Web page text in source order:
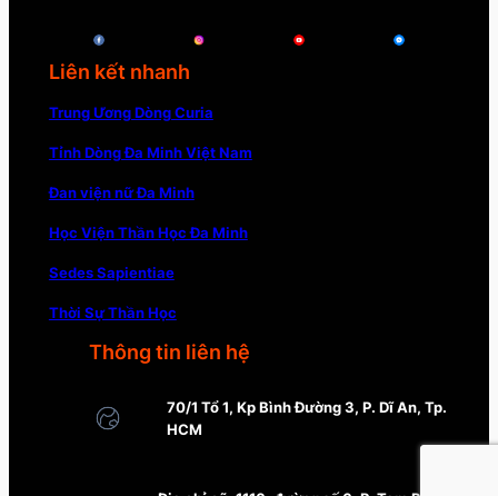
Liên kết nhanh
Trung Ương Dòng Curia
Tỉnh Dòng Đa Minh Việt Nam
Đan viện nữ Đa Minh
Học Viện Thần Học Đa Minh
Sedes Sapientiae
Thời Sự Thần Học
Thông tin liên hệ
70/1 Tổ 1, Kp Bình Đường 3, P. Dĩ An, Tp.
HCM